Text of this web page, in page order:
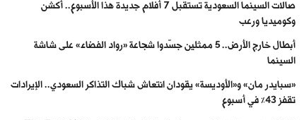
صالات السينما السعودية تستقبل 7 أفلام جديدة هذا الأسبوع.. أكشن
وكوميديا ورعب
أبطال خارج الأرض.. 5 ممثلين جسّدوا شجاعة «رواد الفضاء» على شاشة
السينما
«سبايدر مان» و«الأوديسة» يقودان انتعاش شباك التذاكر السعودي.. الإيرادات
تقفز 43% في أسبوع